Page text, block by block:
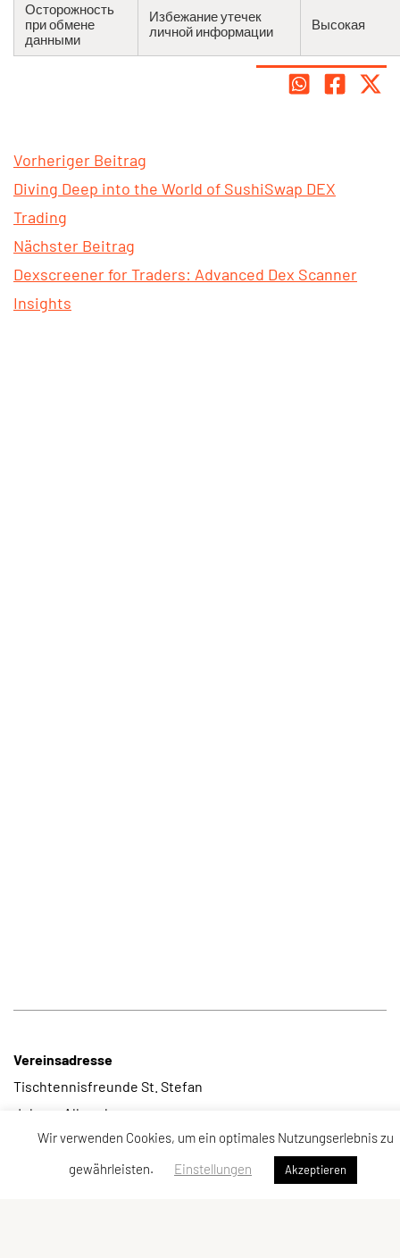
Осторожность
при обмене
данными
Избежание утечек
личной информации
Высокая
Vorheriger Beitrag
Diving Deep into the World of SushiSwap DEX
Trading
Nächster Beitrag
Dexscreener for Traders: Advanced Dex Scanner
Insights
Vereinsadresse
Tischtennisfreunde St. Stefan
Johann Albrecher
Langegg an der Schilcherstraße 178
8511 St. Stefan ob Stainz
Wir verwenden Cookies, um ein optimales Nutzungserlebnis zu
gewährleisten.
Einstellungen Akzeptieren